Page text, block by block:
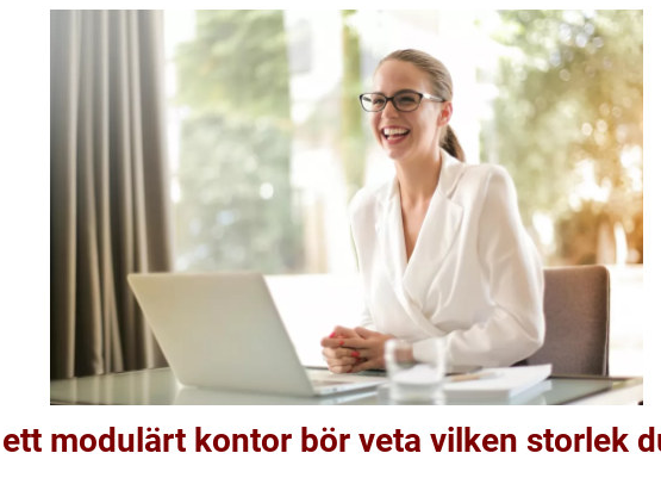
modulärt kontor bör veta vilken storlek